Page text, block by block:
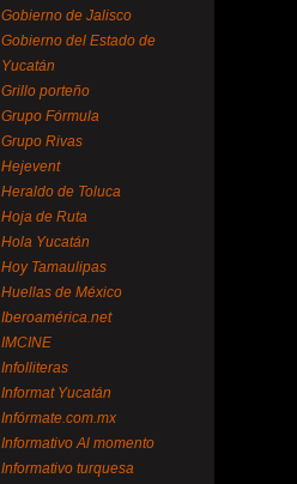
Gobierno de Jalisco
Gobierno del Estado de
Yucatán
Grillo porteño
Grupo Fórmula
Grupo Rivas
Hejevent
Heraldo de Toluca
Hoja de Ruta
Hola Yucatán
Hoy Tamaulipas
Huellas de México
Iberoamérica.net
IMCINE
Infolliteras
Informat Yucatán
Infórmate.com.mx
Informativo Al momento
Informativo turquesa